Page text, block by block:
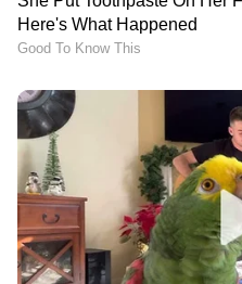
DOWNLOAD APP
RECOMMENDED STORIES